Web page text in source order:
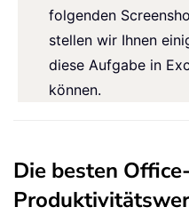
folgenden
stellen wir Ihnen
diese Aufgabe in
können.
Die besten Office-